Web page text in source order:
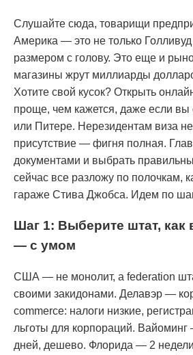
Слушайте сюда, товарищи
Америка — это не только
размером с голову. Это еще и
магазины жрут миллиарды
Хотите свой кусок? Открыть
проще, чем кажется, даже если вы
или Питере. Нерезидентам виза
присутствие — фигня полная.
документами и выбрать
сейчас все разложу по полочкам,
гараже Стива Джобса. Идем по
Шаг 1: Выберите штат,
— с умом
США — не монолит, а federation
своими закидонами. Делавэр —
commerce: налоги низкие,
льготы для корпораций.
дней, дешево. Флорида — 2